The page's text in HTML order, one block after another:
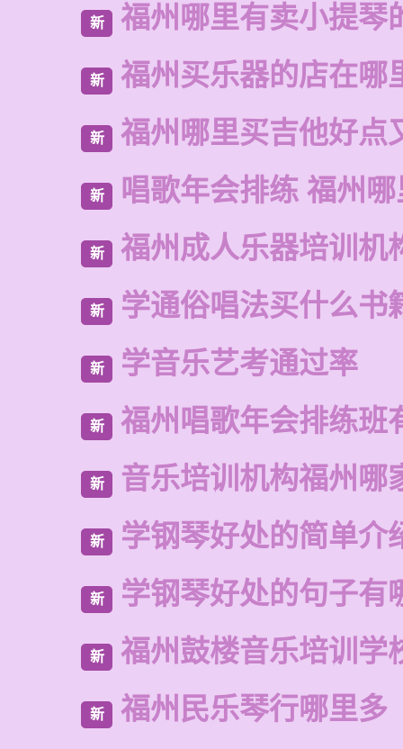
新 福州哪里有卖小提琴
新 福州买乐器的店在哪
新 福州哪里买吉他好点
新 唱歌年会排练 福州
新 福州成人乐器培训机
新 学通俗唱法买什么书
新 学音乐艺考通过率
新 福州唱歌年会排练班
新 音乐培训机构福州哪
新 学钢琴好处的简单介
新 学钢琴好处的句子有
新 福州鼓楼音乐培训学
新 福州民乐琴行哪里多